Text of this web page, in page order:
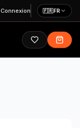
Connexion 🇫🇷FR